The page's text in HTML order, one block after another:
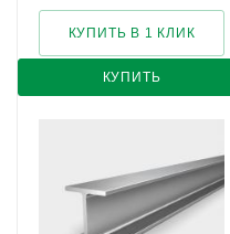
КУПИТЬ
КУПИТЬ В 1 КЛИК